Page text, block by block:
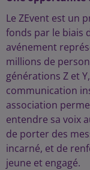
Le ZEvent est un
fonds par le biais
avénement
millions de
générations Z et
communication
association
entendre sa voix
de porter des
incarné, et de
jeune et engagé.